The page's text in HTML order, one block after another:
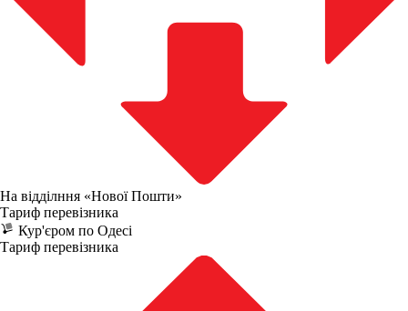
На відділння «Нової Пошти»
Тариф перевізника
Кур'єром по Одесі
Тариф перевізника